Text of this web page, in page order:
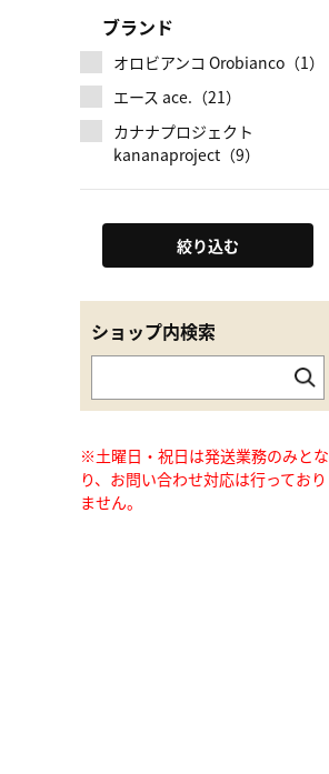
ブランド
オロビアンコ Orobianco（1）
エース ace.（21）
カナナプロジェクト
kananaproject（9）
絞り込む
ショップ内検索
※土曜日・祝日は発送業務のみとな
り、お問い合わせ対応は行っており
ません。